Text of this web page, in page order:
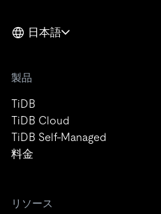
日本語
製品
TiDB
TiDB Cloud
TiDB Self-Managed
料金
リソース